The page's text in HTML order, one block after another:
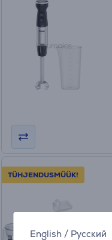
English / Русский
TÜHJENDUSMÜÜK!